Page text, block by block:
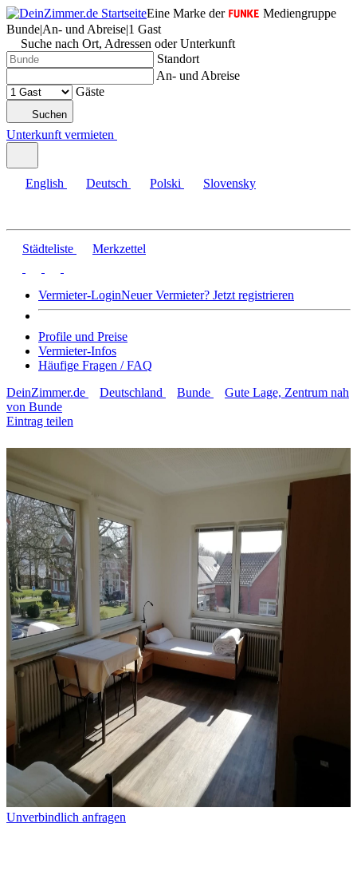
Eine Marke der
Mediengruppe
Bunde|An- und Abreise|1 Gast
Suche nach Ort, Adressen oder Unterkunft
Standort
An- und Abreise
Gäste
Suchen
Unterkunft vermieten
English Deutsch Polski Slovensky
Städteliste Merkzettel
Vermieter-LoginNeuer Vermieter? Jetzt registrieren
Profile und Preise
Vermieter-Infos
Häufige Fragen / FAQ
DeinZimmer.de
Deutschland Bunde
Gute Lage, Zentrum nah
von Bunde
Eintrag teilen
Unverbindlich anfragen